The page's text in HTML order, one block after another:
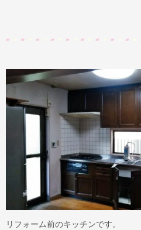
リフォーム前のキッチンです。